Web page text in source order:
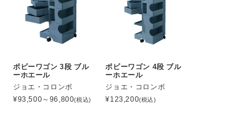
ボビーワゴン 3段 ブル
ーホエール
ジョエ・コロンボ
¥93,500～96,800(税込)
ボビーワゴン 4段 ブル
ーホエール
ジョエ・コロンボ
¥123,200(税込)